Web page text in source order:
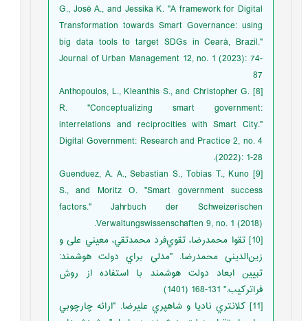
G., José A., and Jessika K. "A framework for Digital
Transformation towards Smart Governance: using
big data tools to target SDGs in Ceará, Brazil."
Journal of Urban Management 12, no. 1 (2023): 74-
87
[8] Anthopoulos, L., Kleanthis S., and Christopher G.
R. "Conceptualizing smart government:
interrelations and reciprocities with Smart City."
Digital Government: Research and Practice 2, no. 4
(2022): 1-28.
[9] Guenduez, A. A., Sebastian S., Tobias T., Kuno
S., and Moritz O. "Smart government success
factors." Jahrbuch der Schweizerischen
Verwaltungswissenschaften 9, no. 1 (2018).
[10] تقوا محمدرضا، تقوي‌فرد محمدتقي، معيني علی و
زين‌الديني محمدرضا. "مدلي براي دولت هوشمند:
تبيين ابعاد دولت هوشمند با استفاده از روش
فراترکيب." 131-168 (1401)
[11] کلانتري نادیا و شاهپري علیرضا. "ارائه چارچوبي